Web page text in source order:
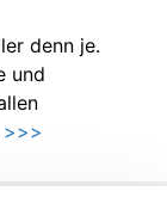
denn je.
und
>>>